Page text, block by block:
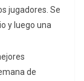
jugadores. Se
y luego una
de